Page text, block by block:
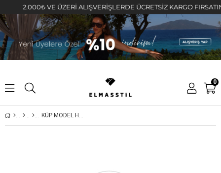
2.000₺ VE ÜZERİ ALIŞVERİŞLERDE ÜCRETSİZ KARGO FIRSATINI
0
KÜP MODEL HALKA KÜPE 3cm